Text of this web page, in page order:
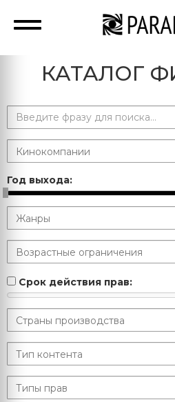
КАТАЛОГ
Год выхода:
Срок действия прав: